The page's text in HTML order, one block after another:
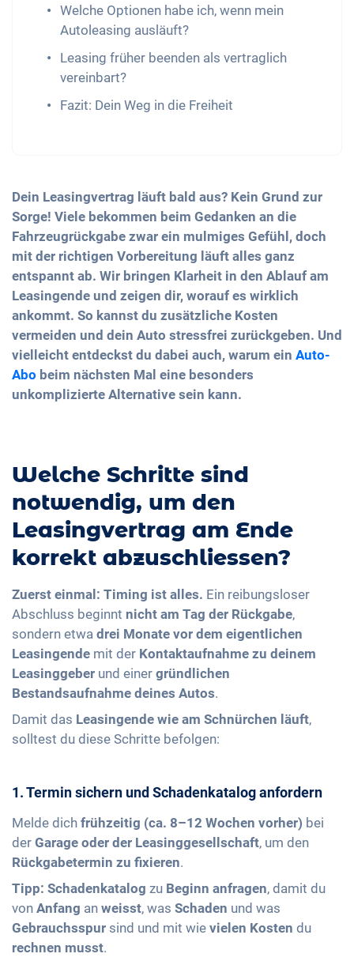
Welche Optionen habe ich, wenn mein
Autoleasing ausläuft?
​​Leasing früher beenden als vertraglich
vereinbart?
Fazit: Dein Weg in die Freiheit
Dein Leasingvertrag läuft bald aus? Kein Grund zur
Sorge! Viele bekommen beim Gedanken an die
Fahrzeugrückgabe zwar ein mulmiges Gefühl, doch
mit der richtigen Vorbereitung läuft alles ganz
entspannt ab. Wir bringen Klarheit in den Ablauf am
Leasingende und zeigen dir, worauf es wirklich
ankommt. So kannst du zusätzliche Kosten
vermeiden und dein Auto stressfrei zurückgeben. Und
vielleicht entdeckst du dabei auch, warum ein Auto-
Abo beim nächsten Mal eine besonders
unkomplizierte Alternative sein kann.
Welche Schritte sind
notwendig, um den
Leasingvertrag am Ende
korrekt abzuschliessen?
Zuerst einmal: Timing ist alles. Ein reibungsloser
Abschluss beginnt nicht am Tag der Rückgabe,
sondern etwa drei Monate vor dem eigentlichen
Leasingende mit der Kontaktaufnahme zu deinem
Leasinggeber und einer gründlichen
Bestandsaufnahme deines Autos.
Damit das Leasingende wie am Schnürchen läuft,
solltest du diese Schritte befolgen:
1. Termin sichern und Schadenkatalog anfordern
Melde dich frühzeitig (ca. 8–12 Wochen vorher) bei
der Garage oder der Leasinggesellschaft, um den
Rückgabetermin zu fixieren.
Tipp: Schadenkatalog zu Beginn anfragen, damit du
von Anfang an weisst, was Schaden und was
Gebrauchsspur sind und mit wie vielen Kosten du
rechnen musst.